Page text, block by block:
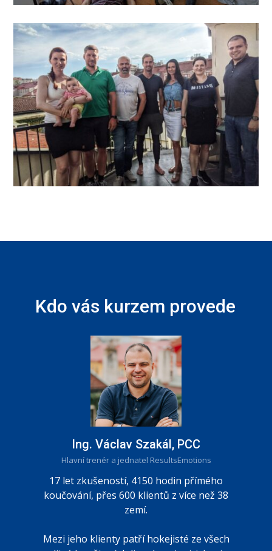
Kdo vás kurzem provede
Ing. Václav Szakál, PCC
Hlavní trenér a jednatel ResultsEmotions
17 let zkušeností, 4150 hodin přímého
koučování, přes 600 klientů z více než 38
zemí.
Mezi jeho klienty patří hokejisté ze všech